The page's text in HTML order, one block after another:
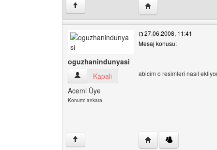
↑ Yazarın web sitesini
oguzhanindunyasi
oguzhanindunyasi Kullanıcının profilini
Kapalı
Acemi Üye
Konum: ankara
27.06.2008, 11:41
Mesaj konusu:
abicim o resimleri nasıl
↑ Yazarın web sitesini